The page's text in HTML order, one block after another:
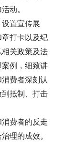
动。
置宣传展
打卡以及纪
关政策及法
例，细致讲
费者深刻认
抵制、打击
费者的反走
理的成效。